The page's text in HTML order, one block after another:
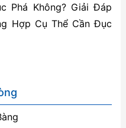
Phá Không? Giải Đáp
Hợp Cụ Thể Cần Đục